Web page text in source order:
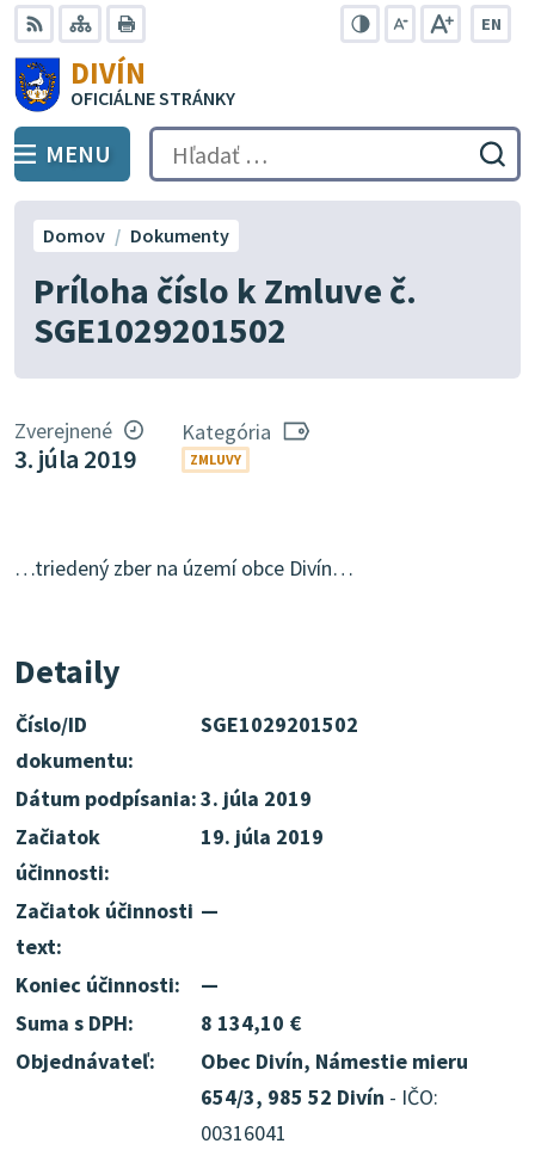
Preskočiť
na
obsah
RSS Mapa
EN
DIVÍN
OFICIÁLNE STRÁNKY
PREPNÚŤ
MENU Hľadať:
Príloha číslo k Zmluve č.
SGE1029201502
Domov Dokumenty
Zverejnené
3. júla 2019
Kategória
ZMLUVY
…triedený zber na území obce Divín…
Detaily
Číslo/ID
dokumentu:
SGE1029201502
Dátum podpísania:3. júla 2019
Začiatok
účinnosti:
19. júla 2019
Začiatok účinnosti
text:
—
Koniec účinnosti:
—
Suma s DPH:
8 134,10 €
Objednávateľ:
Obec Divín, Námestie mieru
654/3, 985 52 Divín - IČO:
00316041